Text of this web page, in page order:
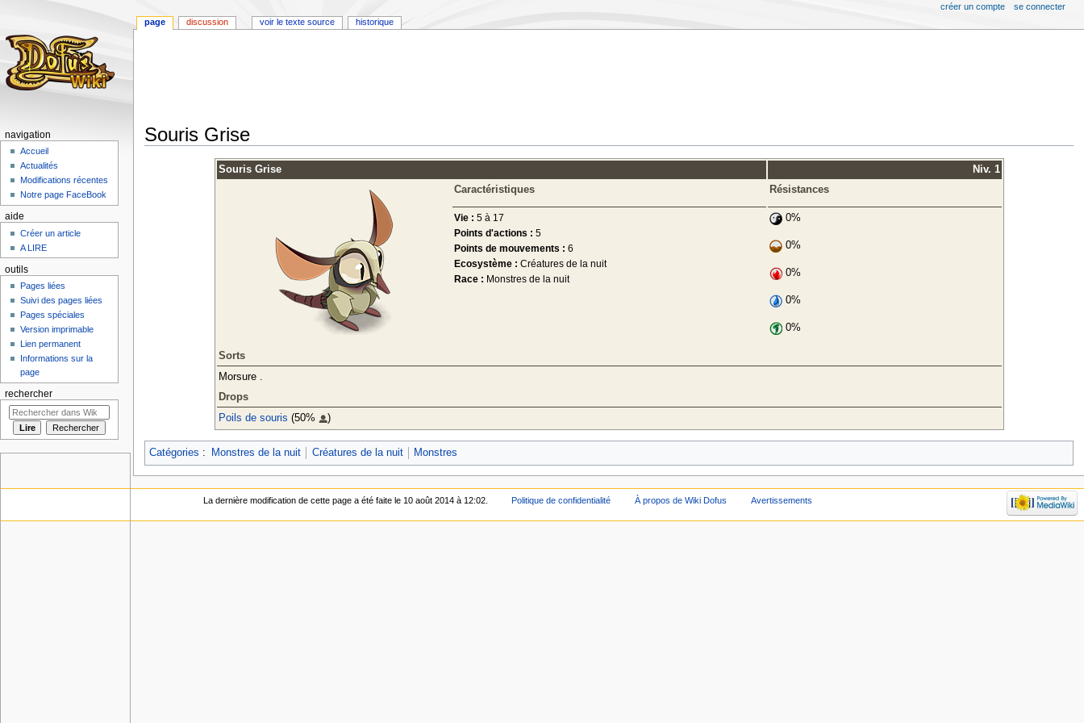
Souris Grise
Souris Grise
Niv. 1
Caractéristiques
Résistances
Vie : 5 à 17
Points d'actions : 5
Points de mouvements : 6
Ecosystème : Créatures de la nuit
Race : Monstres de la nuit
0%
0%
0%
0%
0%
Sorts
Morsure .
Drops
Poils de souris (50% )
Catégories : Monstres de la nuit Créatures de la nuit Monstres
page discussion voir le texte source historique
créer un compte se connecter
navigation
Accueil
Actualités
Modifications récentes
Notre page FaceBook
aide
Créer un article
A LIRE
outils
Pages liées
Suivi des pages liées
Pages spéciales
Version imprimable
Lien permanent
Informations sur la
page
rechercher
La dernière modification de cette page a été faite le 10 août 2014 à 12:02. Politique de confidentialité À propos de Wiki Dofus Avertissements